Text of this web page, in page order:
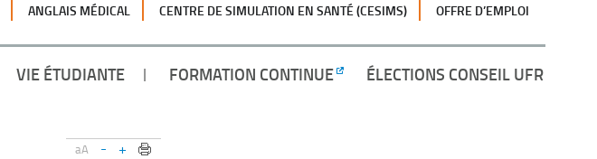
ANGLAIS MÉDICAL CENTRE DE SIMULATION EN SANTÉ (CESIMS) OFFRE D’EMPLOI
VIE ÉTUDIANTE FORMATION CONTINUE ÉLECTIONS CONSEIL UFR
aA - +